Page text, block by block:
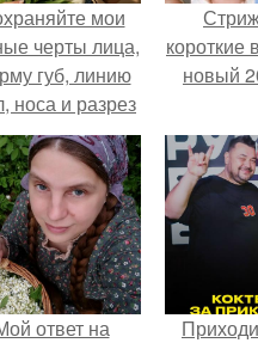
мои
черты лица,
губ, линию
носа и разрез
глаз.
короткие
новый
ответ на